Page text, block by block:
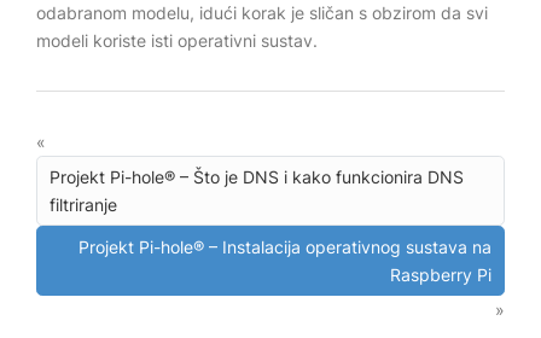
odabranom modelu, idući korak je sličan s obzirom da svi
modeli koriste isti operativni sustav.
«
Projekt Pi-hole® – Što je DNS i kako funkcionira DNS
filtriranje
Projekt Pi-hole® – Instalacija operativnog sustava na
Raspberry Pi
»